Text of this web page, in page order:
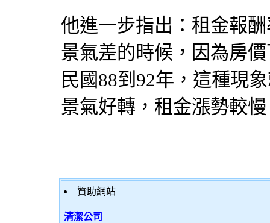
他進一步指出：租金報
景氣差的時候，因為房
民國88到92年，這種現
景氣好轉，租金漲勢較
贊助網站
清潔公司